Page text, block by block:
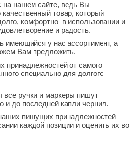
нашем сайте, ведь Вы
качественный товар, который
комфортно в использовании и
и радость.
имеющийся у нас ассортимент, а
Вам предложить.
принадлежностей от самого
специально для долгого
все ручки и маркеры пишут
и до последней капли чернил.
пишущих принадлежностей
каждой позиции и оценить их во